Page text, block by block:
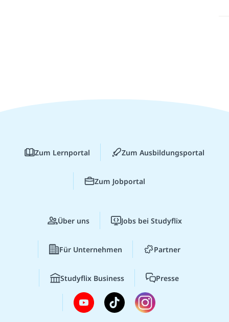
Zum Lernportal Zum Ausbildungsportal
Zum Jobportal
Über uns Jobs bei Studyflix
Für Unternehmen Partner
Studyflix Business Presse